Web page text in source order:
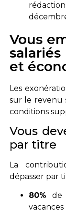
Vous
et
Les
sur le revenu
conditions
Vous
par titre
La
dépasser par
80% de